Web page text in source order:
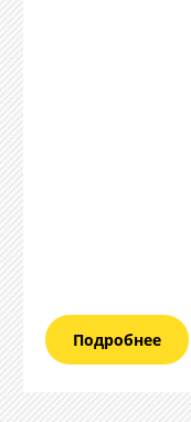
Подробнее